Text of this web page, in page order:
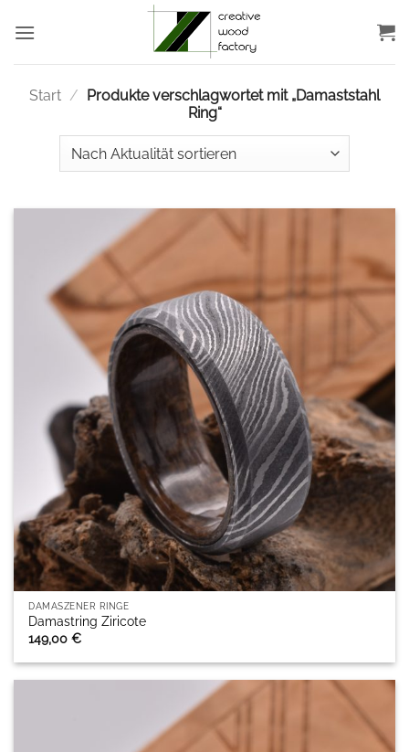
Inhalt
Start / Produkte verschlagwortet mit „Damaststahl
Ring“
DAMASZENER RINGE
Damastring Ziricote
149,00€